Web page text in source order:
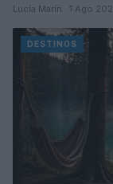
Lucía Marín · 1 Ago
DESTINOS